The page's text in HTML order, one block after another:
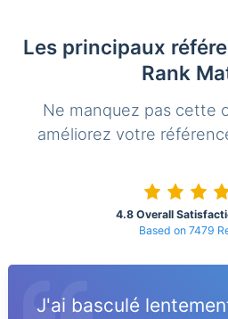
Les principaux
Rank
Ne manquez pas cette
améliorez votre
4.8 Overall
Based on 7479
J'ai basculé